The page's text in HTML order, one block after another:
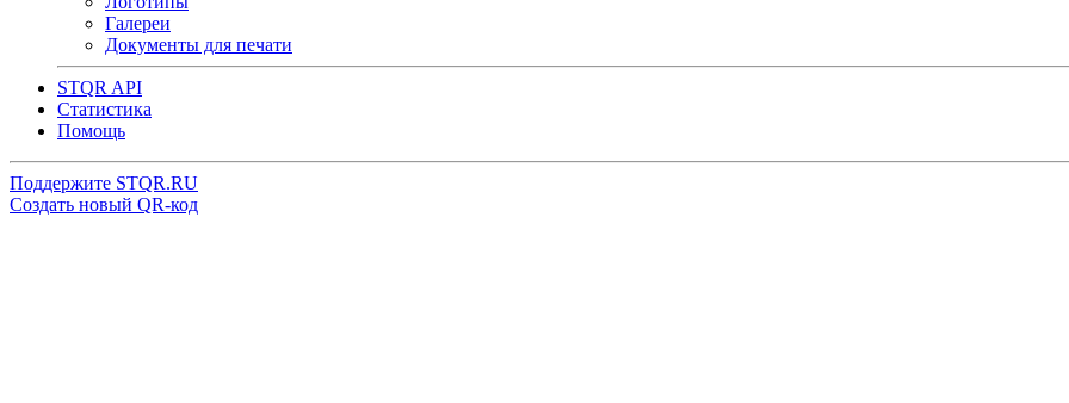
Галереи
Документы для печати
STQR API
Cтатистика
Помощь
Поддержите STQR.RU
Создать новый QR-код